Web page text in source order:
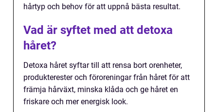
hårtyp och behov för att uppnå bästa resultat.
Vad är syftet med att detoxa
håret?
Detoxa håret syftar till att rensa bort orenheter,
produkterester och föroreningar från håret för att
främja hårväxt, minska klåda och ge håret en
friskare och mer energisk look.